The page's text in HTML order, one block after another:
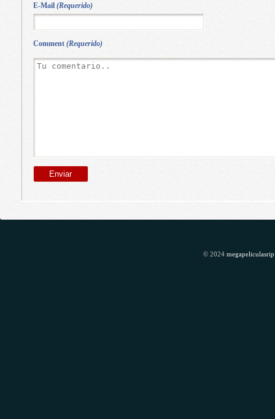
Comment (Requerido)
E-Mail (Requerido)
© 2024 megapeliculasrip